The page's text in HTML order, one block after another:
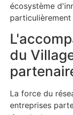
écosystème
du
La force du
entreprises